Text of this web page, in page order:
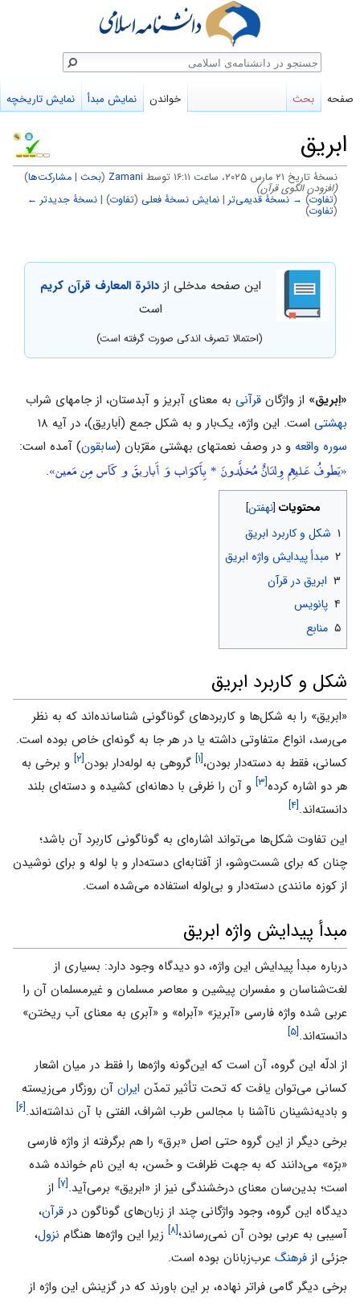
ابریق
نسخهٔ تاریخ ‏۲۱ مارس ۲۰۲۵، ساعت ۱۶:۱۱ توسط Zamani
(بحث |مشارکت‌ها)
(افزودن الگوی قرآن)
(تفاوت) → نسخهٔ قدیمی‌تر|نمایش نسخهٔ فعلی (تفاوت) |نسخهٔ جدیدتر ←
(تفاوت)
جستجو
این صفحه مدخلی از دائرة المعارف قرآن کریم
است
(احتمالا تصرف اندکی صورت گرفته است)
«اِبریق» از واژگان قرآنی به معنای آبریز و آبدستان، از جامهای شراب
بهشتی است. این واژه، یک‌بار و به شکل جمع (اَباریق)، در آیه ۱۸
سوره واقعه و در وصف نعمتهای بهشتی مقرّبان (سابقون) آمده است:
«یَطوفُ عَلیهِم وِلدَانٌ مُخلَّدونَ * بِأَکوَاب وَ أَباریقَ و کَأس مِن مَعین‌».
محتویات
۱ شکل و کاربرد ابریق
۲ مبدأ پیدایش واژه ابریق
۳ ابریق در قرآن
۴ پانویس
۵ منابع
شکل و کاربرد ابریق
«ابریق» را به شکل‌ها و کاربردهای گوناگونی شناسانده‌اند که به نظر
می‌رسد، انواع متفاوتی داشته یا در هر جا به گونه‌ای خاص بوده است.
کسانی، فقط به دسته‌دار بودن،[۱] گروهی به لوله‌دار بودن[۲]
و برخی به
هر دو اشاره کرده[۳]
و آن را ظرفی با دهانه‌ای کشیده و دسته‌ای بلند
دانسته‌اند.[۴]
این تفاوت شکل‌ها می‌تواند اشاره‌ای به گوناگونی کاربرد آن باشد؛
چنان که برای شست‌و‌شو، از آفتابه‌ای دسته‌دار و با لوله و‌ برای نوشیدن
از کوزه مانندی دسته‌دار و بی‌لوله استفاده می‌شده است.
مبدأ پیدایش واژه ابریق
درباره مبدأ پیدایش این واژه، دو دیدگاه وجود دارد: بسیاری از
لغت‌شناسان و مفسران پیشین و معاصر مسلمان و غیرمسلمان آن را
عربی شده واژه فارسی «آبریز» «آبراه» و «آبری به معنای آب ریختن»
دانسته‌اند.[۵]
از ادلّه این گروه، آن است که این‌گونه واژه‌ها را فقط در میان اشعار
کسانی می‌توان یافت که تحت تأثیر تمدّن ایران آن روزگار می‌زیسته
و‌ بادیه‌نشینان ناآشنا با مجالس طرب اشراف، الفتی با آن نداشته‌اند.[۶]
برخی دیگر از این گروه حتی اصل «برق» را هم برگرفته از واژه فارسی
«برّه» می‌دانند که به جهت ظرافت و حُسن، به این نام خوانده شده
است؛ بدین‌سان معنای درخشندگی نیز از «ابریق» برمی‌آید.[۷]
از
دیدگاه این گروه، وجود واژگانی چند از زبان‌های گوناگون در قرآن،
آسیبی به عربی بودن آن نمی‌رساند؛[۸] زیرا این واژه‌ها هنگام نزول،
جزئی از فرهنگ عرب‌زبانان بوده است.
برخی دیگر گامی فراتر نهاده، بر این باورند که در گزینش این واژه از
صفحه بحث خواندن نمایش مبدأ نمایش تاریخچه
جستجو